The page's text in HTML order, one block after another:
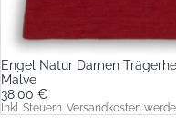
Engel Natur Damen
Malve
38,00 €
Inkl. Steuern. Versandkosten